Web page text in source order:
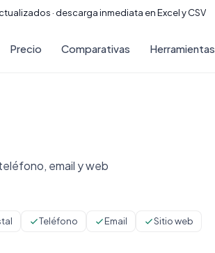
· descarga inmediata en Excel y CSV
Precio Comparativas Herramientas
email y web
Teléfono Email Sitio web